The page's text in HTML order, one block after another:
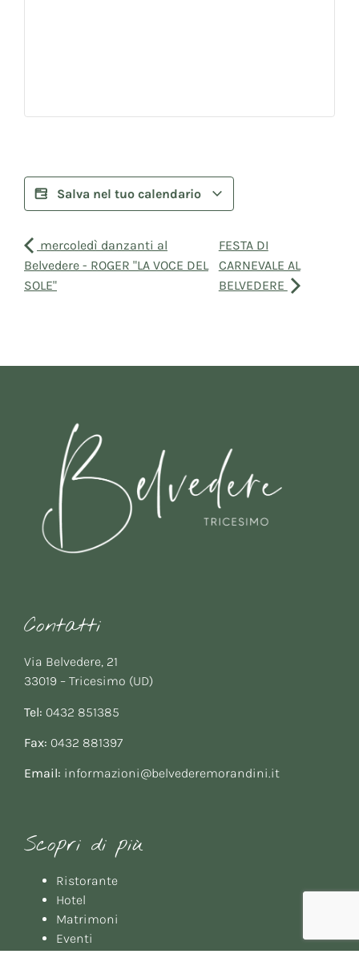
Salva nel tuo calendario
mercoledì danzanti al
Belvedere - ROGER "LA VOCE DEL
SOLE"
FESTA DI
CARNEVALE AL
BELVEDERE
Contatti
Via Belvedere, 21
33019 – Tricesimo (UD)
Tel: 0432 851385
Fax: 0432 881397
Email: informazioni@belvederemorandini.it
Scopri di più
Ristorante
Hotel
Matrimoni
Eventi